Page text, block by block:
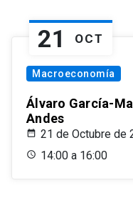
21 OCT
Macroeconomía
Álvaro García-
Andes
21 de Octubre de
14:00 a 16:00